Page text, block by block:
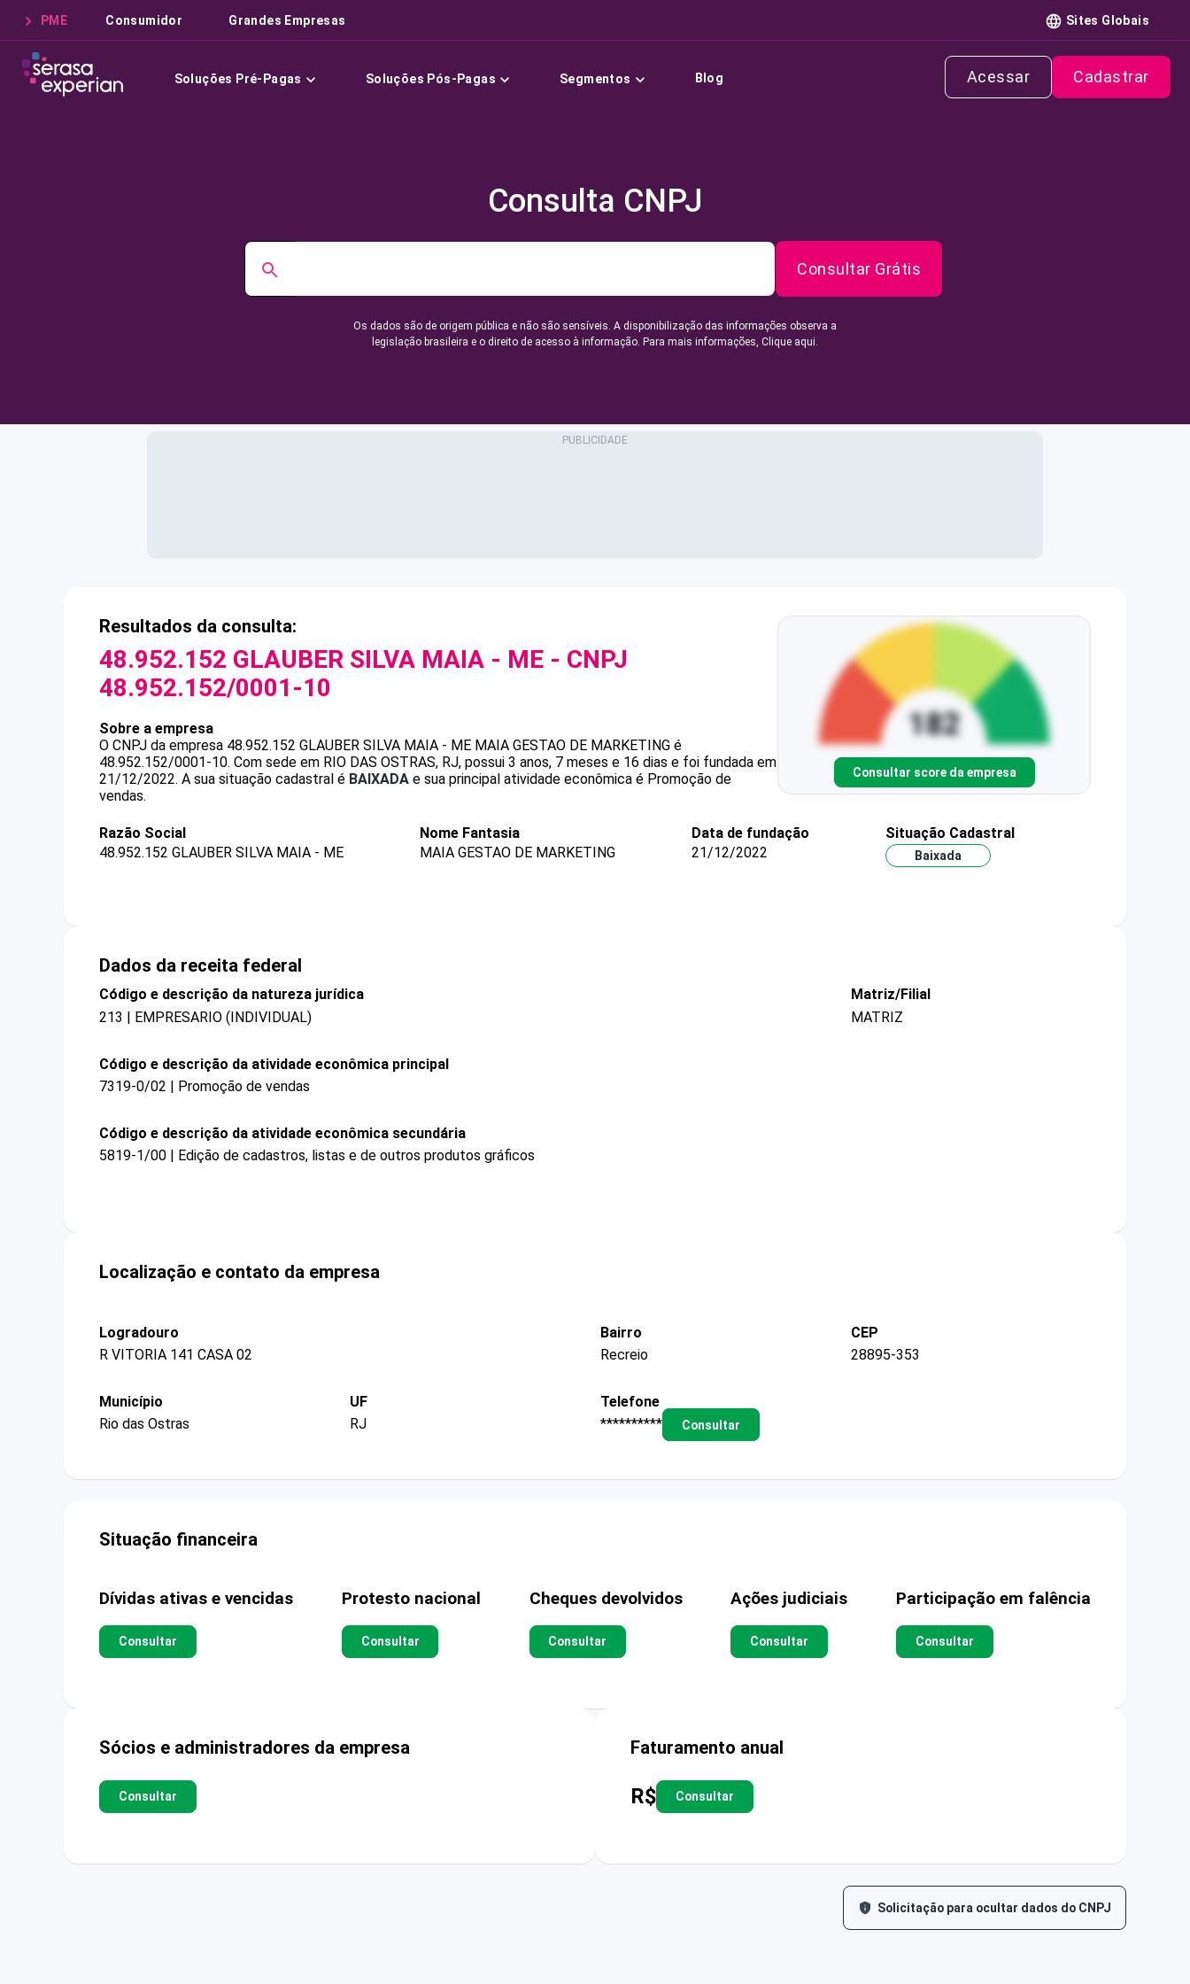
PME Consumidor Grandes Empresas Sites Globais
Soluções Pré-Pagas Soluções Pós-Pagas Segmentos Blog Acessar Cadastrar
Consulta CNPJ
Consultar Grátis
Os dados são de origem pública e não são sensíveis. A disponibilização das informações observa a
legislação brasileira e o direito de acesso à informação. Para mais informações, Clique aqui.
Resultados da consulta:
48.952.152 GLAUBER SILVA MAIA - ME - CNPJ
48.952.152/0001-10
Sobre a empresa
O CNPJ da empresa 48.952.152 GLAUBER SILVA MAIA - ME MAIA GESTAO DE MARKETING é
48.952.152/0001-10. Com sede em RIO DAS OSTRAS, RJ, possui 3 anos, 7 meses e 16 dias e foi fundada em
21/12/2022. A sua situação cadastral é BAIXADA e sua principal atividade econômica é Promoção de
vendas.
Consultar score da empresa
Razão Social
48.952.152 GLAUBER SILVA MAIA - ME
Nome Fantasia
MAIA GESTAO DE MARKETING
Data de fundação
21/12/2022
Situação Cadastral
Baixada
Dados da receita federal
Código e descrição da natureza jurídica
213 | EMPRESARIO (INDIVIDUAL)
Matriz/Filial
MATRIZ
Código e descrição da atividade econômica principal
7319-0/02 | Promoção de vendas
Código e descrição da atividade econômica secundária
5819-1/00 | Edição de cadastros, listas e de outros produtos gráficos
Localização e contato da empresa
Logradouro
R VITORIA 141 CASA 02
Bairro
Recreio
CEP
28895-353
Município
Rio das Ostras
UF
RJ
Telefone
**********
Consultar
Situação financeira
Dívidas ativas e vencidas
Consultar
Protesto nacional
Consultar
Cheques devolvidos
Consultar
Ações judiciais
Consultar
Participação em falência
Consultar
Sócios e administradores da empresa
Consultar
Faturamento anual
R$ Consultar
Solicitação para ocultar dados do CNPJ